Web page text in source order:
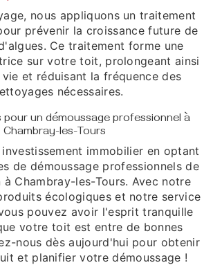
nous appliquons un traitement
prévenir la croissance future de
Ce traitement forme une
sur votre toit, prolongeant ainsi
vie et réduisant la fréquence des
nécessaires.
un démoussage professionnel à
Chambray-les-Tours
immobilier en optant
de démoussage professionnels de
à Chambray-les-Tours. Avec notre
écologiques et notre service
pouvez avoir l'esprit tranquille
votre toit est entre de bonnes
nous dès aujourd'hui pour obtenir
et planifier votre démoussage !